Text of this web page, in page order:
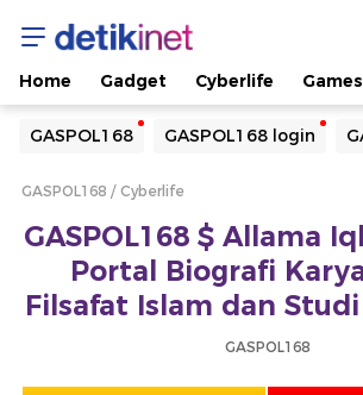
Home Gadget Cyberlife
GASPOL168 GASPOL168 login
Yang sedang ramai dicari
Loading...
Loading...
GASPOL168 Cyberlife
GASPOL168 $ Allama
Portal Biografi
Filsafat Islam dan
GASPOL168